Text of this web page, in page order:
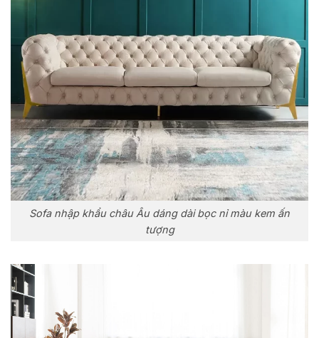
Sofa nhập khẩu châu Âu dáng dài bọc nỉ màu kem ấn
tượng